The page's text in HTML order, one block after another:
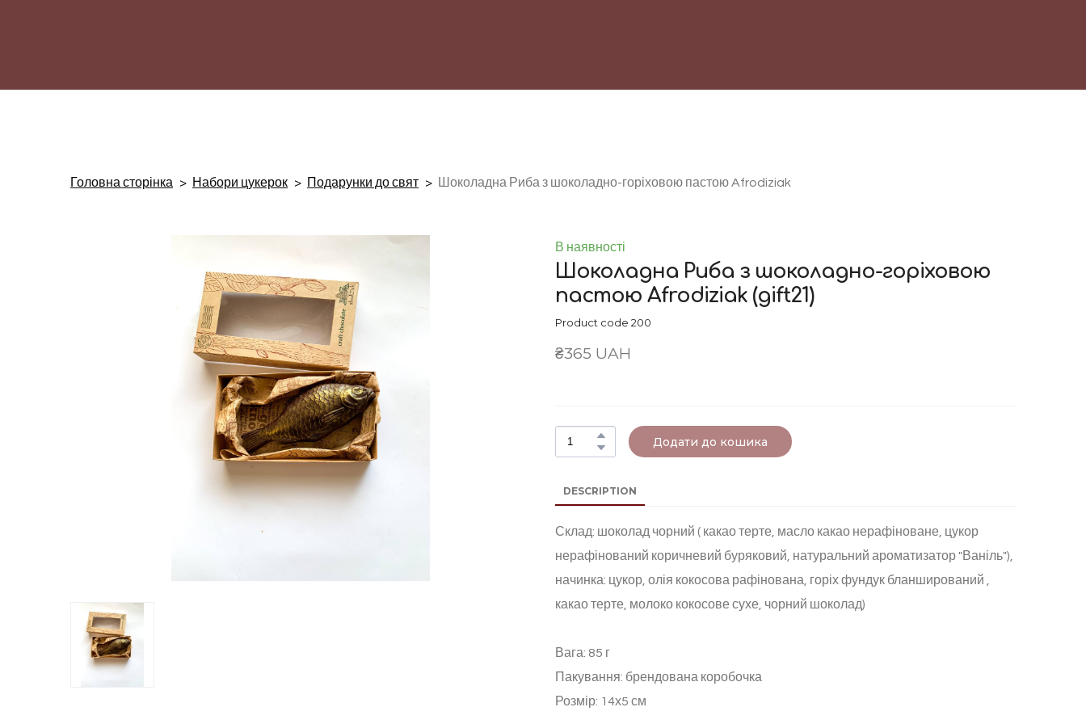
Головна сторінка Набори цукерок Подарунки до свят Шоколадна Риба з шоколадно-горіховою пастою Afrodiziak
В наявності
Шоколадна Риба з шоколадно-горіховою
пастою Afrodiziak (gift21)
Product code 200
₴365 UAH
Додати до кошика
DESCRIPTION
Склад: шоколад чорний ( какао терте, масло какао нерафіноване, цукор
нерафінований коричневий буряковий, натуральний ароматизатор "Ваніль"),
начинка: цукор, олія кокосова рафінована, горіх фундук бланширований ,
какао терте, молоко кокосове сухе, чорний шоколад)
Вага: 85 г
Пакування: брендована коробочка
Розмір: 14х5 см